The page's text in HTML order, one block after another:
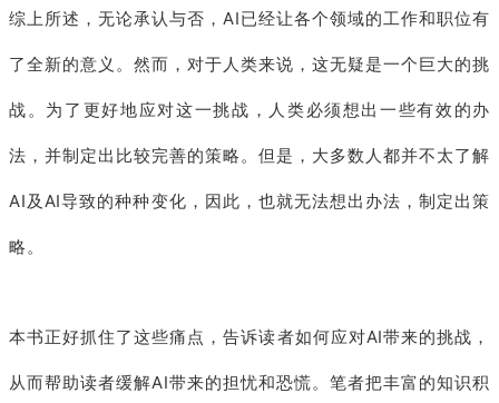
综上所述，无论承认与否，AI已经让各个领域的工作和职位有
了全新的意义。然而，对于人类来说，这无疑是一个巨大的挑
战。为了更好地应对这一挑战，人类必须想出一些有效的办
法，并制定出比较完善的策略。但是，大多数人都并不太了解
AI及AI导致的种种变化，因此，也就无法想出办法，制定出策
略。
本书正好抓住了这些痛点，告诉读者如何应对AI带来的挑战，
从而帮助读者缓解AI带来的担忧和恐慌。笔者把丰富的知识积